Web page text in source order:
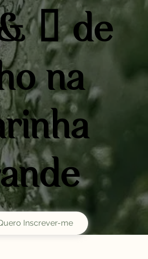
4 de
na
Inscrever-me